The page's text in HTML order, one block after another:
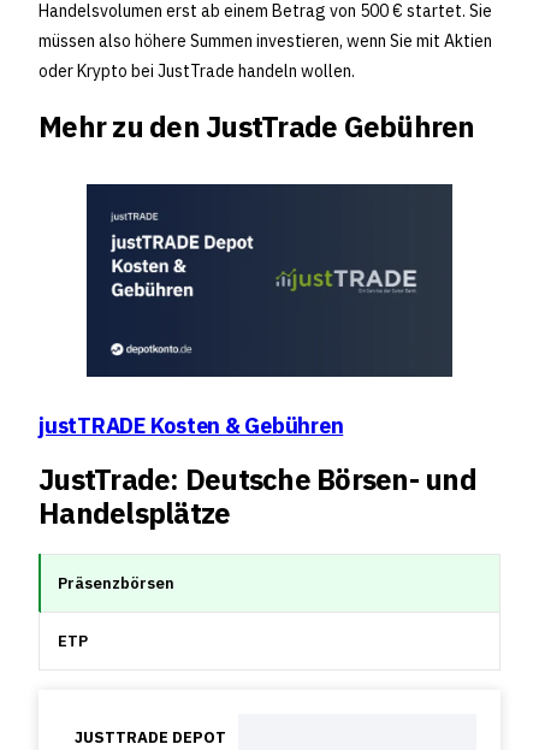
Handelsvolumen erst ab einem Betrag von 500 € startet. Sie
müssen also höhere Summen investieren, wenn Sie mit Aktien
oder Krypto bei JustTrade handeln wollen.
Mehr zu den JustTrade Gebühren
justTRADE Kosten & Gebühren
JustTrade: Deutsche Börsen- und
Handelsplätze
Präsenzbörsen
ETP
JUSTTRADE DEPOT